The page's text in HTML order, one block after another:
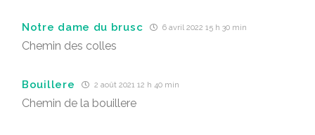
Notre dame du brusc 6 avril 2022 15 h 30 min
Chemin des colles
Bouillere 2 août 2021 12 h 40 min
Chemin de la bouillere